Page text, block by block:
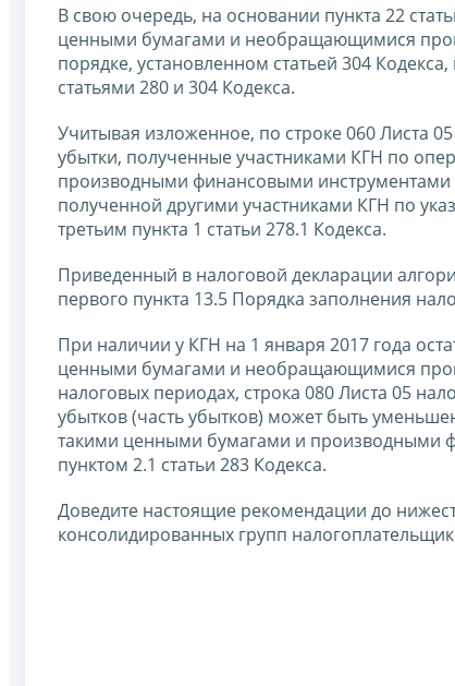
В свою очередь, на основании пункта 22
ценными бумагами и необращающимися
порядке, установленном статьей 304
статьями 280 и 304 Кодекса.
Учитывая изложенное, по строке 060 Листа
убытки, полученные участниками КГН по
производными финансовыми
полученной другими участниками КГН по
третьим пункта 1 статьи 278.1 Кодекса.
Приведенный в налоговой декларации
первого пункта 13.5 Порядка заполнения
При наличии у КГН на 1 января 2017 года
ценными бумагами и необращающимися
налоговых периодах, строка 080 Листа 05
убытков (часть убытков) может быть
такими ценными бумагами и производными
пунктом 2.1 статьи 283 Кодекса.
Доведите настоящие рекомендации до
консолидированных групп